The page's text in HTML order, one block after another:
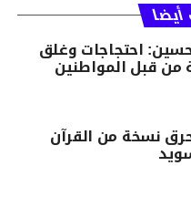
احتجاجات وغلق
من قبل المواطنين
نسخة من القرآن